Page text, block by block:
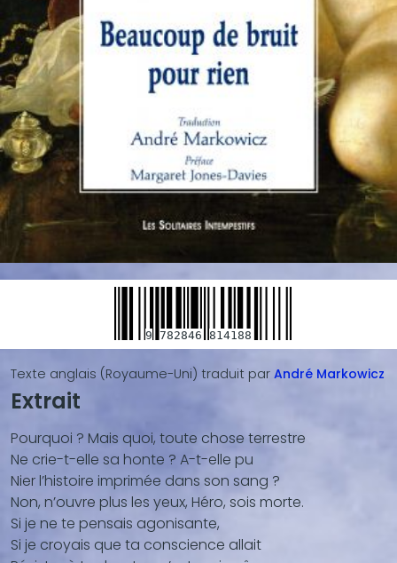
9 782846 814188
Texte anglais (Royaume-Uni) traduit par André Markowicz
Blocs
contenu
(texte,
vidéo,
...)
Extrait
Pourquoi ? Mais quoi, toute chose terrestre
Ne crie-t-elle sa honte ? A-t-elle pu
Nier l’histoire imprimée dans son sang ?
Non, n’ouvre plus les yeux, Héro, sois morte.
Si je ne te pensais agonisante,
Si je croyais que ta conscience allait